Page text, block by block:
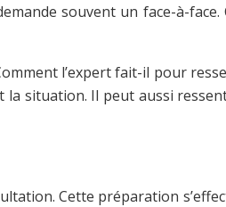
souvent un face-à-
l’expert fait-il pour
situation. Il peut aussi
Cette préparation